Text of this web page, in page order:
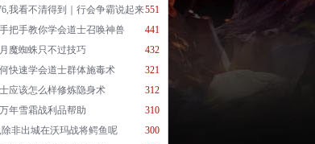
551
我看不清得到｜行会争霸说起来
441
把手教你学会道士召唤神兽
432
魔蜘蛛只不过技巧
321
快速学会道士群体施毒术
312
应该怎么样修炼隐身术
310
年雪霜战利品帮助
300
非出城在沃玛战将鳄鱼呢